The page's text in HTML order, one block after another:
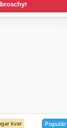
kvar Populär